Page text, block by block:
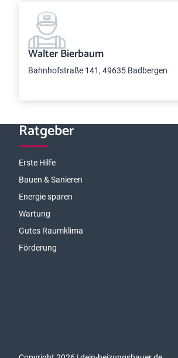
Walter Bierbaum
Bahnhofstraße 141, 49635 Badbergen
Ratgeber
Erste Hilfe
Bauen & Sanieren
Energie sparen
Wartung
Gutes Raumklima
Förderung